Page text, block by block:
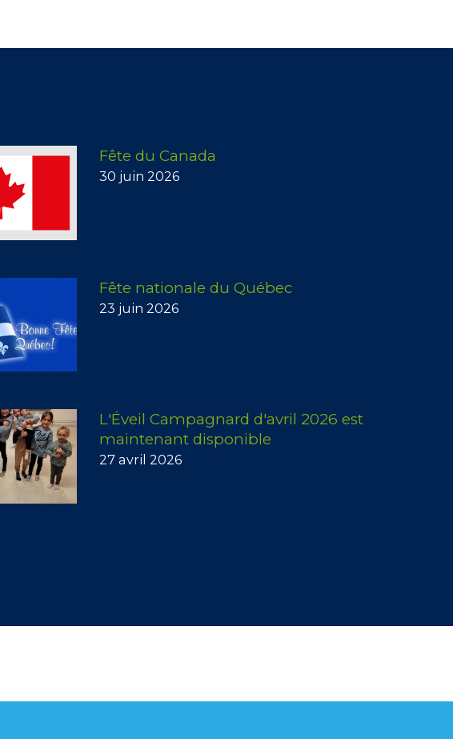
Fête du Canada
30 juin 2026
Fête nationale du Québec
23 juin 2026
L'Éveil Campagnard d'avril 2026 est
maintenant disponible
27 avril 2026